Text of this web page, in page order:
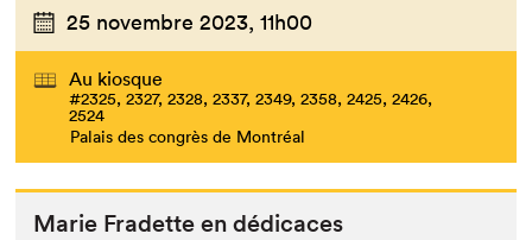
25 novembre 2023, 11h00
Au kiosque
#2325, 2327, 2328, 2337, 2349, 2358, 2425, 2426,
2524
Palais des congrès de Montréal
Marie Fradette en dédicaces